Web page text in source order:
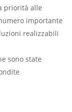
priorità alle
importante
realizzabili
sono state